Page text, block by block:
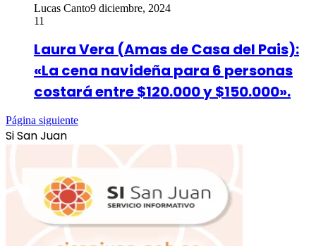
Lucas Canto9 diciembre, 2024
11
Laura Vera (Amas de Casa del Pais):
«La cena navideña para 6 personas
costará entre $120.000 y $150.000».
Página siguiente
Si San Juan